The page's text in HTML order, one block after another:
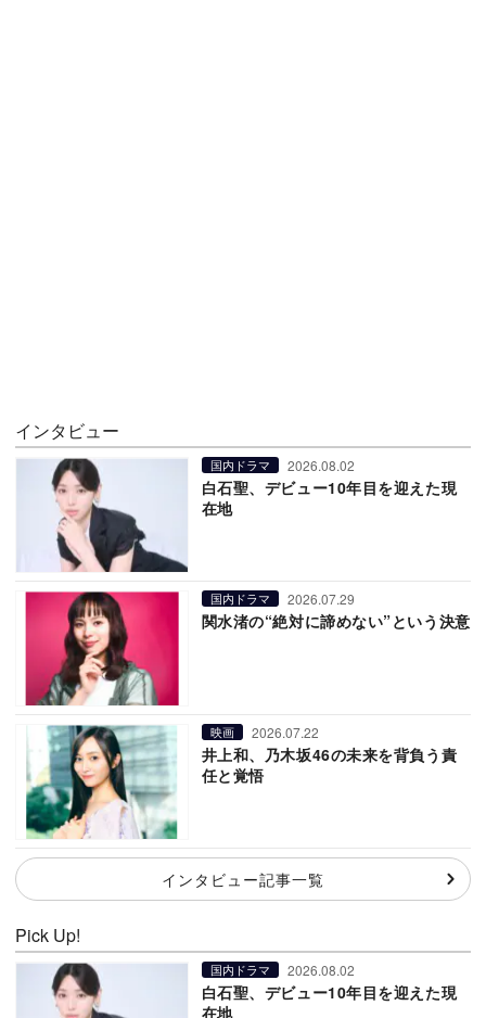
インタビュー
国内ドラマ 2026.08.02
白石聖、デビュー10年目を迎えた現
在地
国内ドラマ 2026.07.29
関水渚の“絶対に諦めない”という決意
映画 2026.07.22
井上和、乃木坂46の未来を背負う責
任と覚悟
インタビュー記事一覧
Pick Up!
国内ドラマ 2026.08.02
白石聖、デビュー10年目を迎えた現
在地